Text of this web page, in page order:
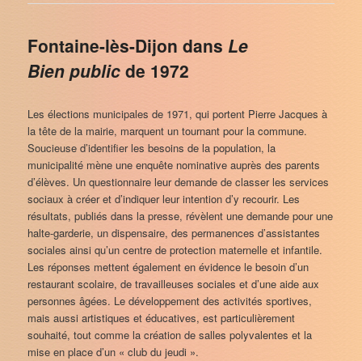
Fontaine-lès-Dijon dans Le
Bien public de 1972
Les élections municipales de 1971, qui portent Pierre Jacques à
la tête de la mairie, marquent un tournant pour la commune.
Soucieuse d’identifier les besoins de la population, la
municipalité mène une enquête nominative auprès des parents
d’élèves. Un questionnaire leur demande de classer les services
sociaux à créer et d’indiquer leur intention d’y recourir. Les
résultats, publiés dans la presse, révèlent une demande pour une
halte-garderie, un dispensaire, des permanences d’assistantes
sociales ainsi qu’un centre de protection maternelle et infantile.
Les réponses mettent également en évidence le besoin d’un
restaurant scolaire, de travailleuses sociales et d’une aide aux
personnes âgées. Le développement des activités sportives,
mais aussi artistiques et éducatives, est particulièrement
souhaité, tout comme la création de salles polyvalentes et la
mise en place d’un « club du jeudi ».